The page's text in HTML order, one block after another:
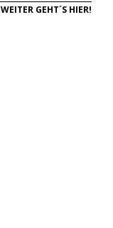
WEITER GEHT´S HIER!